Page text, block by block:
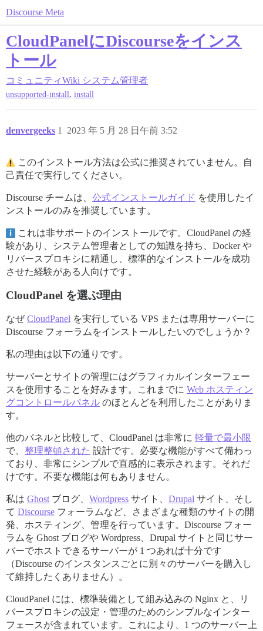
Discourse Meta
CloudPanelにDiscourseをインス
トール
コミュニティWiki システム管理者
unsupported-install, install
denvergeeks 2023 年 5 月 28 日午前 3:52
1
このインストール方法は公式に推奨されていません。自
己責任で実行してください。
Discourse チームは、 公式インストールガイド を使用したイ
ンストールのみを推奨しています。
これは非サポートのインストールです。CloudPanel の経
験があり、システム管理者としての知識を持ち、Docker や
リバースプロキシに精通し、標準的なインストールを成功
させた経験がある人向けです。
CloudPanel を選ぶ理由
なぜCloudPanel を実行している VPS または専用サーバーに
Discourse フォーラムをインストールしたいのでしょうか？
私の理由は以下の通りです。
サーバーとサイトの管理にはグラフィカルインターフェー
スを使用することを好みます。これまでに Web ホスティン
グコントロールパネル のほとんどを利用したことがありま
す。
他のパネルと比較して、CloudPanel は非常に 軽量で最小限
で、 整理整頓された 設計です。必要な機能がすべて備わっ
ており、非常にシンプルで直感的に表示されます。それだ
けです。不要な機能は何もありません。
私は Ghost ブログ、 Wordpress サイト、 Drupal サイト、そし
て Discourse フォーラムなど、さまざまな種類のサイトの開
発、ホスティング、管理を行っています。Discourse フォー
ラムを Ghost ブログや Wordpress、Drupal サイトと同じサー
バーでホストできるサーバーが 1 つあれば十分です
（Discourse のインスタンスごとに別々のサーバーを購入し
て維持したくありません）。
CloudPanel には、標準装備として組み込みの Nginx と、リ
バースプロキシの設定・管理のためのシンプルなインター
フェースが含まれています。これにより、1 つのサーバー上